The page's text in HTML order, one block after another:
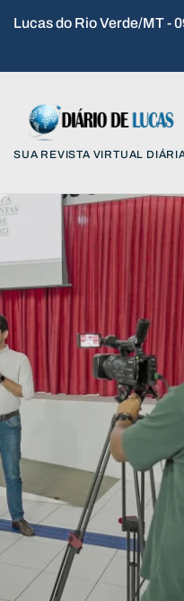
Lucas do Rio Verde/MT -
SUA REVISTA VIRTUAL